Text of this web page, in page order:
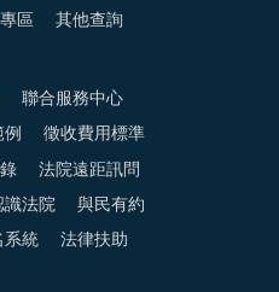
區 其他查詢
聯合服務中心
徵收費用標準
法院遠距訊問
識法院 與民有約
系統 法律扶助